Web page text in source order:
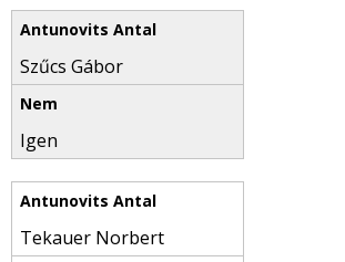
Szűcs Gábor
Igen
Tekauer Norbert